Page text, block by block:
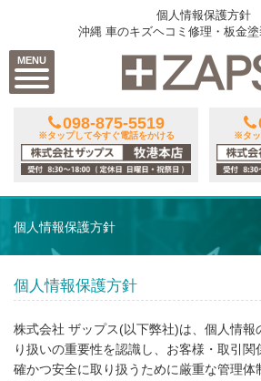
MENU
個人情報保護方針
沖縄 車のキズヘコミ修理・板金
098-875-5519
※タップして今すぐ電話をかける ※タッ
個人情報保護方針
個人情報保護方針
株式会社 ザップス(以下弊社)は、個人情報
り扱いの重要性を認識し、お客様・取引
確かつ安全に取り扱うために厳重な管理体